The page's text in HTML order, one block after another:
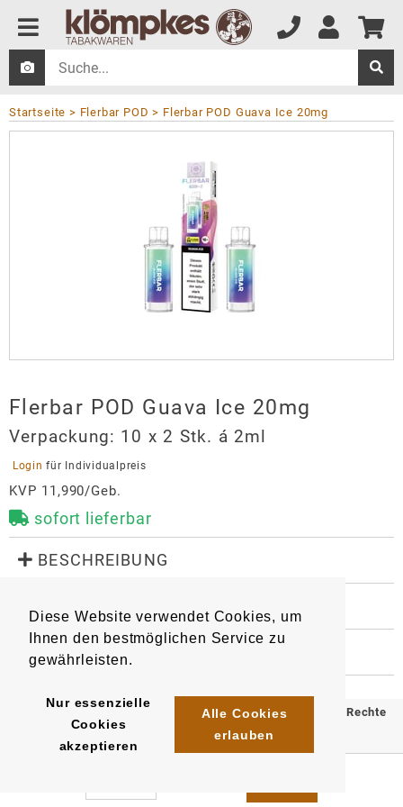
Diese Website verwendet Cookies, um
Ihnen den bestmöglichen Service zu
gewährleisten.
Nur essenzielle
Cookies
akzeptieren
Alle Cookies
erlauben
Startseite Flerbar POD Flerbar POD Guava Ice 20mg
Flerbar POD Guava Ice 20mg
Verpackung: 10 x 2 Stk. á 2ml
Login für Individualpreis
KVP 11,990/Geb.
sofort lieferbar
BESCHREIBUNG
Geschmacksrichtung: Mischung aus dem tropischen
Menthol-Finish
Züge pro Pod: 600
Die Flerbar Pods sind nur mit dem speziell
Artikel 9358 EAN/ Gebinde1
4061765979952
EAN/Gebinde10:
HERSTELLER
Hersteller
OLE Tech GmbH
Sternstraße 67
info@oletech-gmbh.de
© 2025 Klömpkes Heinrich Inh. Marion Winkels e.K. Alle Rechte
vorbehalten.